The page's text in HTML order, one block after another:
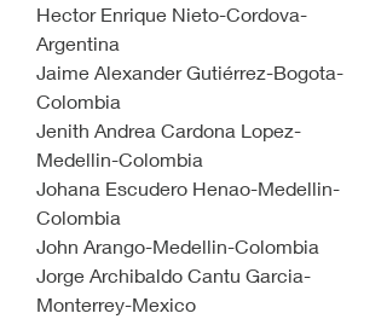
Hector Enrique Nieto-Cordova-
Argentina
Jaime Alexander Gutiérrez-Bogota-
Colombia
Jenith Andrea Cardona Lopez-
Medellin-Colombia
Johana Escudero Henao-Medellin-
Colombia
John Arango-Medellin-Colombia
Jorge Archibaldo Cantu Garcia-
Monterrey-Mexico